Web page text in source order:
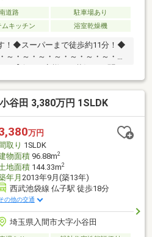
道路
駐車場あり
ムキッチン 浴室乾燥機
！◆スーパーまで徒歩約11分！◆
～・～・～・～・～・～・～・
～【今のお客様のご状況をお聞か
いくら位が私達に合ってるのか
心配・・・◆新しいお家で○○○を
方がお得かな・・・物件探しは
客様と一緒にたくさん悩んできた
アドバイスができたらと思ってい
す。お問い合わせは 【 0120-515-
谷田 3,380万円 1SLDK
万円
取り 1SLDK
物面積96.88m2
地面積144.33m2
年月 2013年9月(築13年)
西武池袋線 仏子駅 徒歩18分
の他の交通
埼玉県入間市大字小谷田